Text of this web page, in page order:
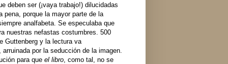
deben ser (¡vaya trabajo!) dilucidadas
pena, porque la mayor parte de la
analfabeta. Se especulaba que
nuestras nefastas costumbres. 500
Guttenberg y la lectura va
arruinada por la seducción de la imagen.
para que el libro , como tal, no se